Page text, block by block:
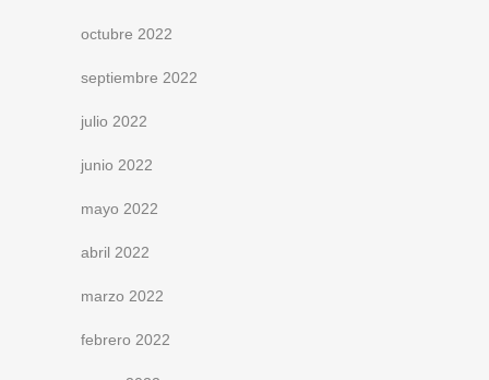
octubre 2022
septiembre 2022
julio 2022
junio 2022
mayo 2022
abril 2022
marzo 2022
febrero 2022